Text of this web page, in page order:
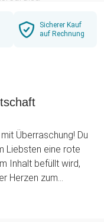
Sicherer Kauf
auf Rechnung
Überraschung! Du
Liebsten eine rote
Inhalt befüllt wird,
Herzen zum
sich die Tasse vom